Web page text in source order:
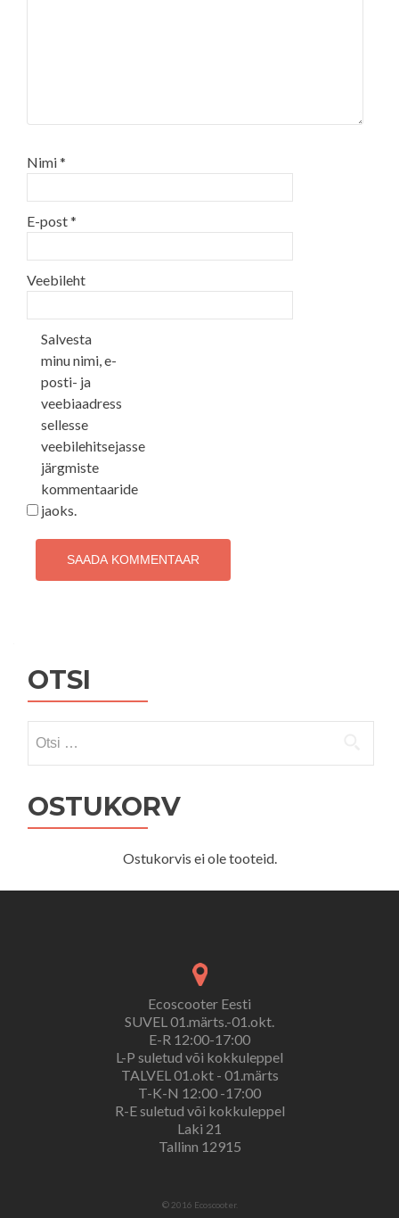
Nimi*
E-post*
Veebileht
Salvesta
minu nimi, e-
posti- ja
veebiaadress
sellesse
veebilehitsejasse
järgmiste
kommentaaride
jaoks.
OTSI
OSTUKORV
Ostukorvis ei ole tooteid.
Ecoscooter Eesti
SUVEL 01.märts.-01.okt.
E-R 12:00-17:00
L-P suletud või kokkuleppel
TALVEL 01.okt - 01.märts
T-K-N 12:00 -17:00
R-E suletud või kokkuleppel
Laki 21
Tallinn 12915
© 2016 Ecoscooter.